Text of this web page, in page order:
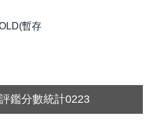
暫存
鑑分數統計0223